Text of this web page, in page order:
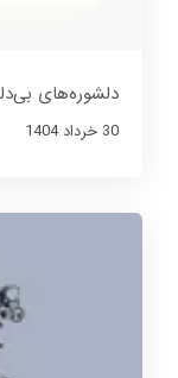
دلشوره‌های
30 خرداد 1404